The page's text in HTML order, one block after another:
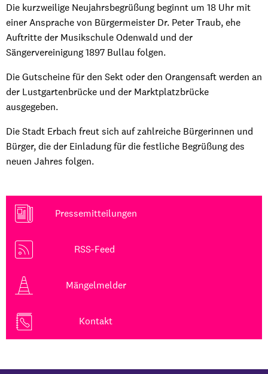
Die kurzweilige Neujahrsbegrüßung beginnt um 18 Uhr mit
einer Ansprache von Bürgermeister Dr. Peter Traub, ehe
Auftritte der Musikschule Odenwald und der
Sängervereinigung 1897 Bullau folgen.
Die Gutscheine für den Sekt oder den Orangensaft werden an
der Lustgartenbrücke und der Marktplatzbrücke
ausgegeben.
Die Stadt Erbach freut sich auf zahlreiche Bürgerinnen und
Bürger, die der Einladung für die festliche Begrüßung des
neuen Jahres folgen.
Pressemitteilungen
RSS-Feed
Mängelmelder
Kontakt